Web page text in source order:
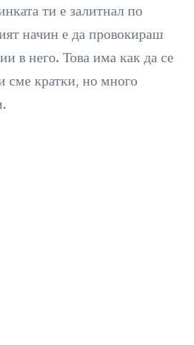
ти е залитнал по
начин е да провокираш
в него. Това има как да се
сме кратки, но много